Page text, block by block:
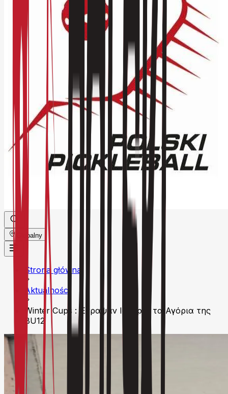
Globalny
Strona główna
Aktualności
Winter Cups : Έγραψαν Ιστορία τα Αγόρια της
BU12